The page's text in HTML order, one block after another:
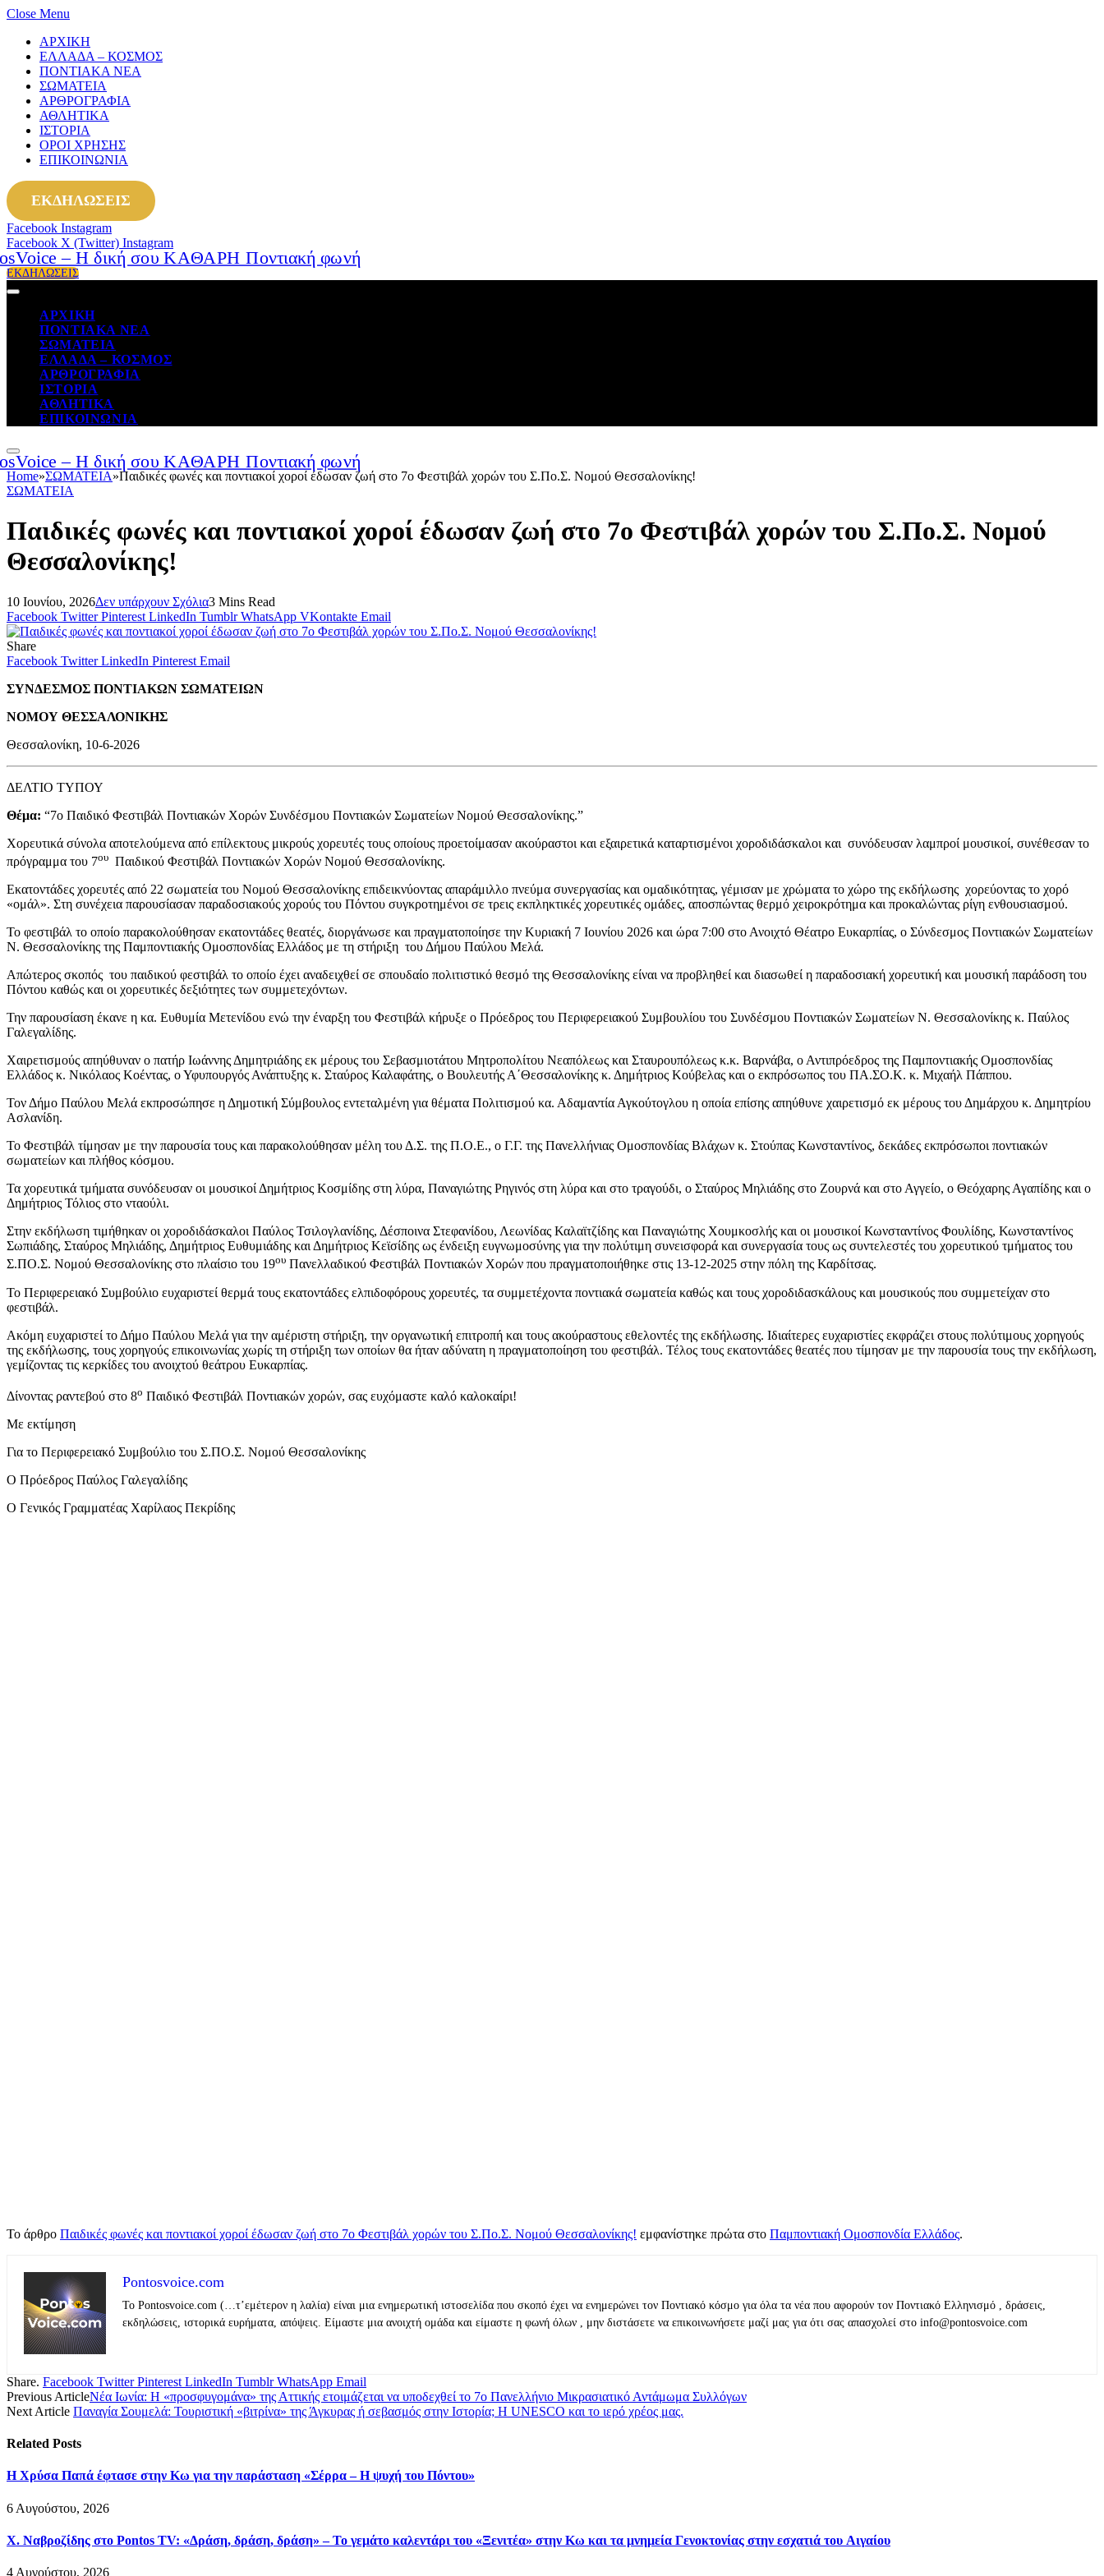
Close Menu
ΑΡΧΙΚΗ
ΕΛΛΑΔΑ – ΚΟΣΜΟΣ
ΠΟΝΤΙΑΚΑ ΝΕΑ
ΣΩΜΑΤΕΙΑ
ΑΡΘΡΟΓΡΑΦΙΑ
ΑΘΛΗΤΙΚΑ
ΙΣΤΟΡΙΑ
ΟΡΟΙ ΧΡΗΣΗΣ
ΕΠΙΚΟΙΝΩΝΙΑ
ΕΚΔΗΛΩΣΕΙΣ
Facebook Instagram
Facebook X (Twitter) Instagram
ΕΚΔΗΛΩΣΕΙΣ
ΑΡΧΙΚΗ
ΠΟΝΤΙΑΚΑ ΝΕΑ
ΣΩΜΑΤΕΙΑ
ΕΛΛΑΔΑ – ΚΟΣΜΟΣ
ΑΡΘΡΟΓΡΑΦΙΑ
ΙΣΤΟΡΙΑ
ΑΘΛΗΤΙΚΑ
ΕΠΙΚΟΙΝΩΝΙΑ
Home»ΣΩΜΑΤΕΙΑ»Παιδικές φωνές και ποντιακοί χοροί έδωσαν ζωή στο 7ο Φεστιβάλ χορών του Σ.Πο.Σ. Νομού Θεσσαλονίκης!
ΣΩΜΑΤΕΙΑ
Παιδικές φωνές και ποντιακοί χοροί έδωσαν ζωή στο 7ο Φεστιβάλ χορών του Σ.Πο.Σ. Νομού
Θεσσαλονίκης!
10 Ιουνίου, 2026Δεν υπάρχουν Σχόλια3 Mins Read
Facebook Twitter Pinterest LinkedIn Tumblr WhatsApp VKontakte Email
Share
Facebook Twitter LinkedIn Pinterest Email
ΣΥΝΔΕΣΜΟΣ ΠΟΝΤΙΑΚΩΝ ΣΩΜΑΤΕΙΩΝ
ΝΟΜΟΥ ΘΕΣΣΑΛΟΝΙΚΗΣ
Θεσσαλονίκη, 10-6-2026
ΔΕΛΤΙΟ ΤΥΠΟΥ
Θέμα: “7ο Παιδικό Φεστιβάλ Ποντιακών Χορών Συνδέσμου Ποντιακών Σωματείων Νομού Θεσσαλονίκης.”
Χορευτικά σύνολα αποτελούμενα από επίλεκτους μικρούς χορευτές τους οποίους προετοίμασαν ακούραστοι και εξαιρετικά καταρτισμένοι χοροδιδάσκαλοι και συνόδευσαν λαμπροί μουσικοί, συνέθεσαν το
πρόγραμμα του 7ου Παιδικού Φεστιβάλ Ποντιακών Χορών Νομού Θεσσαλονίκης.
Εκατοντάδες χορευτές από 22 σωματεία του Νομού Θεσσαλονίκης επιδεικνύοντας απαράμιλλο πνεύμα συνεργασίας και ομαδικότητας, γέμισαν με χρώματα το χώρο της εκδήλωσης χορεύοντας το χορό
«ομάλ». Στη συνέχεια παρουσίασαν παραδοσιακούς χορούς του Πόντου συγκροτημένοι σε τρεις εκπληκτικές χορευτικές ομάδες, αποσπώντας θερμό χειροκρότημα και προκαλώντας ρίγη ενθουσιασμού.
Το φεστιβάλ το οποίο παρακολούθησαν εκατοντάδες θεατές, διοργάνωσε και πραγματοποίησε την Κυριακή 7 Ιουνίου 2026 και ώρα 7:00 στο Ανοιχτό Θέατρο Ευκαρπίας, ο Σύνδεσμος Ποντιακών Σωματείων
Ν. Θεσσαλονίκης της Παμποντιακής Ομοσπονδίας Ελλάδος με τη στήριξη του Δήμου Παύλου Μελά.
Απώτερος σκοπός του παιδικού φεστιβάλ το οποίο έχει αναδειχθεί σε σπουδαίο πολιτιστικό θεσμό της Θεσσαλονίκης είναι να προβληθεί και διασωθεί η παραδοσιακή χορευτική και μουσική παράδοση του
Πόντου καθώς και οι χορευτικές δεξιότητες των συμμετεχόντων.
Την παρουσίαση έκανε η κα. Ευθυμία Μετενίδου ενώ την έναρξη του Φεστιβάλ κήρυξε ο Πρόεδρος του Περιφερειακού Συμβουλίου του Συνδέσμου Ποντιακών Σωματείων Ν. Θεσσαλονίκης κ. Παύλος
Γαλεγαλίδης.
Χαιρετισμούς απηύθυναν ο πατήρ Ιωάννης Δημητριάδης εκ μέρους του Σεβασμιοτάτου Μητροπολίτου Νεαπόλεως και Σταυρουπόλεως κ.κ. Βαρνάβα, ο Αντιπρόεδρος της Παμποντιακής Ομοσπονδίας
Ελλάδος κ. Νικόλαος Κοέντας, ο Υφυπουργός Ανάπτυξης κ. Σταύρος Καλαφάτης, ο Βουλευτής Α΄Θεσσαλονίκης κ. Δημήτριος Κούβελας και ο εκπρόσωπος του ΠΑ.ΣΟ.Κ. κ. Μιχαήλ Πάππου.
Τον Δήμο Παύλου Μελά εκπροσώπησε η Δημοτική Σύμβουλος εντεταλμένη για θέματα Πολιτισμού κα. Αδαμαντία Αγκούτογλου η οποία επίσης απηύθυνε χαιρετισμό εκ μέρους του Δημάρχου κ. Δημητρίου
Ασλανίδη.
Το Φεστιβάλ τίμησαν με την παρουσία τους και παρακολούθησαν μέλη του Δ.Σ. της Π.Ο.Ε., ο Γ.Γ. της Πανελλήνιας Ομοσπονδίας Βλάχων κ. Στούπας Κωνσταντίνος, δεκάδες εκπρόσωποι ποντιακών
σωματείων και πλήθος κόσμου.
Τα χορευτικά τμήματα συνόδευσαν οι μουσικοί Δημήτριος Κοσμίδης στη λύρα, Παναγιώτης Ρηγινός στη λύρα και στο τραγούδι, ο Σταύρος Μηλιάδης στο Ζουρνά και στο Αγγείο, ο Θεόχαρης Αγαπίδης και ο
Δημήτριος Τόλιος στο νταούλι.
Στην εκδήλωση τιμήθηκαν οι χοροδιδάσκαλοι Παύλος Τσιλογλανίδης, Δέσποινα Στεφανίδου, Λεωνίδας Καλαϊτζίδης και Παναγιώτης Χουμκοσλής και οι μουσικοί Κωνσταντίνος Φουλίδης, Κωνσταντίνος
Σωπιάδης, Σταύρος Μηλιάδης, Δημήτριος Ευθυμιάδης και Δημήτριος Κεϊσίδης ως ένδειξη ευγνωμοσύνης για την πολύτιμη συνεισφορά και συνεργασία τους ως συντελεστές του χορευτικού τμήματος του
Σ.ΠΟ.Σ. Νομού Θεσσαλονίκης στο πλαίσιο του 19ου Πανελλαδικού Φεστιβάλ Ποντιακών Χορών που πραγματοποιήθηκε στις 13-12-2025 στην πόλη της Καρδίτσας.
Το Περιφερειακό Συμβούλιο ευχαριστεί θερμά τους εκατοντάδες ελπιδοφόρους χορευτές, τα συμμετέχοντα ποντιακά σωματεία καθώς και τους χοροδιδασκάλους και μουσικούς που συμμετείχαν στο
φεστιβάλ.
Ακόμη ευχαριστεί το Δήμο Παύλου Μελά για την αμέριστη στήριξη, την οργανωτική επιτροπή και τους ακούραστους εθελοντές της εκδήλωσης. Ιδιαίτερες ευχαριστίες εκφράζει στους πολύτιμους χορηγούς
της εκδήλωσης, τους χορηγούς επικοινωνίας χωρίς τη στήριξη των οποίων θα ήταν αδύνατη η πραγματοποίηση του φεστιβάλ. Τέλος τους εκατοντάδες θεατές που τίμησαν με την παρουσία τους την εκδήλωση,
γεμίζοντας τις κερκίδες του ανοιχτού θεάτρου Ευκαρπίας.
Δίνοντας ραντεβού στο 8ο Παιδικό Φεστιβάλ Ποντιακών χορών, σας ευχόμαστε καλό καλοκαίρι!
Με εκτίμηση
Για το Περιφερειακό Συμβούλιο του Σ.ΠΟ.Σ. Νομού Θεσσαλονίκης
Ο Πρόεδρος Παύλος Γαλεγαλίδης
Ο Γενικός Γραμματέας Χαρίλαος Πεκρίδης
Το άρθρο Παιδικές φωνές και ποντιακοί χοροί έδωσαν ζωή στο 7ο Φεστιβάλ χορών του Σ.Πο.Σ. Νομού Θεσσαλονίκης! εμφανίστηκε πρώτα στο Παμποντιακή Ομοσπονδία Ελλάδος.
Pontosvoice.com
Το Pontosvoice.com (…τ’εμέτερον η λαλία) είναι μια ενημερωτική ιστοσελίδα που σκοπό έχει να ενημερώνει τον Ποντιακό κόσμο για όλα τα νέα που αφορούν τον Ποντιακό Ελληνισμό , δράσεις,
εκδηλώσεις, ιστορικά ευρήματα, απόψεις. Είμαστε μια ανοιχτή ομάδα και είμαστε η φωνή όλων , μην διστάσετε να επικοινωνήσετε μαζί μας για ότι σας απασχολεί στο info@pontosvoice.com
Share. Facebook Twitter Pinterest LinkedIn Tumblr WhatsApp Email
Previous ArticleΝέα Ιωνία: Η «προσφυγομάνα» της Αττικής ετοιμάζεται να υποδεχθεί το 7ο Πανελλήνιο Μικρασιατικό Αντάμωμα Συλλόγων
Next Article Παναγία Σουμελά: Τουριστική «βιτρίνα» της Άγκυρας ή σεβασμός στην Ιστορία; Η UNESCO και το ιερό χρέος μας.
Related Posts
Η Χρύσα Παπά έφτασε στην Κω για την παράσταση «Σέρρα – Η ψυχή του Πόντου»
6 Αυγούστου, 2026
Χ. Ναβροζίδης στο Pontos TV: «Δράση, δράση, δράση» – Το γεμάτο καλεντάρι του «Ξενιτέα» στην Κω και τα μνημεία Γενοκτονίας στην εσχατιά του Αιγαίου
4 Αυγούστου, 2026